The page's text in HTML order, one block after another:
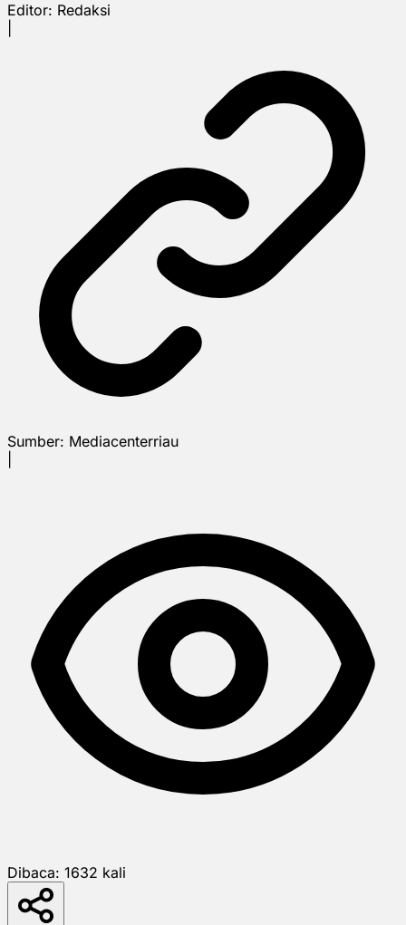
Editor: Redaksi
Sumber: Mediacenterriau
Dibaca: 1632 kali